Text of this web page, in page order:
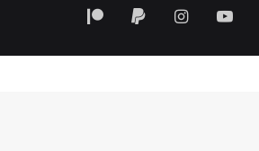
‫YouTubeانستقرام
‏Paypal
‫Patreon